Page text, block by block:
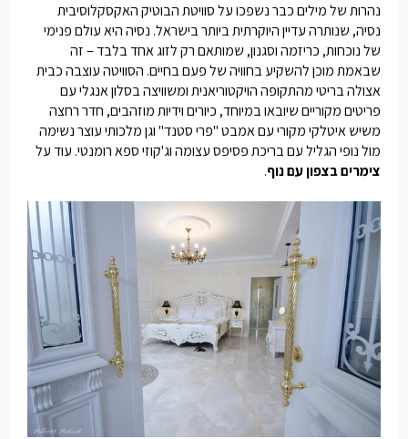
נהרות של מילים כבר נשפכו על סוויטת הבוטיק האקסקלוסיבית
נסיה, שנותרה עדיין היוקרתית ביותר בישראל. נסיה היא עולם פנימי
של נוכחות, כריזמה וסגנון, שמותאם רק לזוג אחד בלבד – זה
שבאמת מוכן להשקיע בחוויה של פעם בחיים. הסוויטה עוצבה כבית
אצולה בריטי מהתקופה הויקטוריאנית ומשוויצה בסלון אנגלי עם
פריטים מקוריים שיובאו במיוחד, כיורים וידיות מוזהבים, חדר רחצה
משיש איטלקי מקורי עם אמבט "פרי סטנד" וגן מלכותי עוצר נשימה
מול נופי הגליל עם בריכת פסיפס עצומה וג'קוזי ספא רומנטי. עוד על
צימרים בצפון עם נוף.